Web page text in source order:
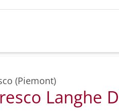
(Piemont)
Langhe